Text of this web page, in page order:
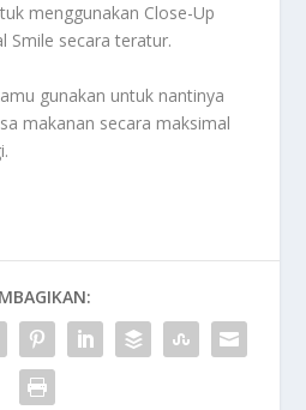
menggunakan Close-Up
Smile secara teratur.
gunakan untuk nantinya
makanan secara maksimal
.